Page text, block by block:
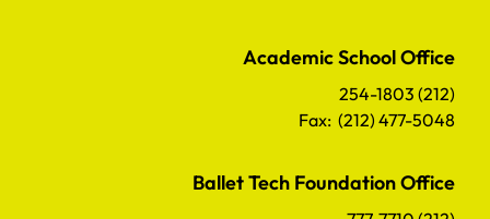
Academic School Office
(212) 254-1803
Fax: (212) 477-5048
Ballet Tech Foundation Office